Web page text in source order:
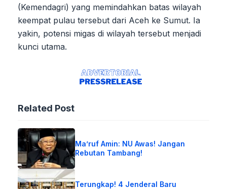
(Kemendagri) yang memindahkan batas wilayah
keempat pulau tersebut dari Aceh ke Sumut. Ia
yakin, potensi migas di wilayah tersebut menjadi
kunci utama.
Related Post
Ma’ruf Amin: NU Awas! Jangan
Rebutan Tambang!
Terungkap! 4 Jenderal Baru